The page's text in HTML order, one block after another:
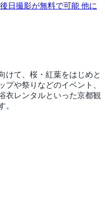
日撮影が無料で可能 他に
けて、桜・紅葉をはじめと
プや祭りなどのイベント、
衣レンタルといった京都観
。